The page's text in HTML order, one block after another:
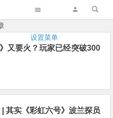
设置菜单
》又要火？玩家已经突破300
其实《彩虹六号》波兰探员